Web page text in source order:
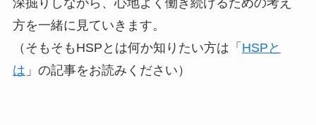
方を一緒に見ていきます。
（そもそもHSPとは何か知りたい方は「 HSPと
は 」の記事をお読みください）